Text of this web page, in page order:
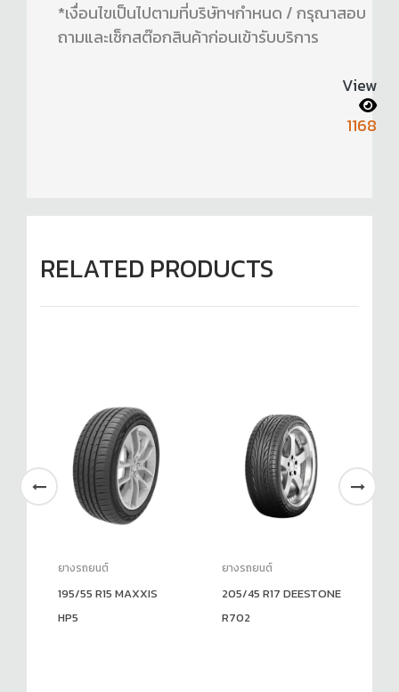
*เงื่อนไขเป็นไปตามที่บริษัทฯกำหนด / กรุณาสอบ
ถามและเช็กสต๊อกสินค้าก่อนเข้ารับบริการ
View
1168
RELATED PRODUCTS
ยางรถยนต์
195/55 R15 MAXXIS
HP5
ยางรถยนต์
205/45 R17 DEESTONE
R702